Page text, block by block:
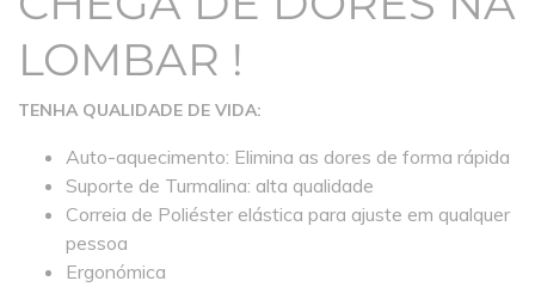
LOMBAR !
TENHA QUALIDADE DE VIDA:
Auto-aquecimento: Elimina as dores de forma rápida
Suporte de Turmalina: alta qualidade
Correia de Poliéster elástica para ajuste em qualquer
pessoa
Ergonómica